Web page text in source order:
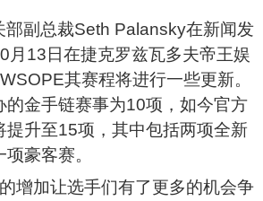
部副总裁Seth Palansky在新闻发
月13日在捷克罗兹瓦多夫帝王娱
其赛程将进行一些更新。
的金手链赛事为10项，如今官方
提升至15项，其中包括两项全新
豪客赛。
增加让选手们有了更多的机会争